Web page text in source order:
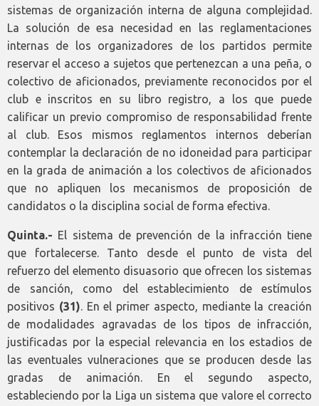
sistemas de organización interna de alguna complejidad.
La solución de esa necesidad en las reglamentaciones
internas de los organizadores de los partidos permite
reservar el acceso a sujetos que pertenezcan a una peña, o
colectivo de aficionados, previamente reconocidos por el
club e inscritos en su libro registro, a los que puede
calificar un previo compromiso de responsabilidad frente
al club. Esos mismos reglamentos internos deberían
contemplar la declaración de no idoneidad para participar
en la grada de animación a los colectivos de aficionados
que no apliquen los mecanismos de proposición de
candidatos o la disciplina social de forma efectiva.
Quinta.- El sistema de prevención de la infracción tiene
que fortalecerse. Tanto desde el punto de vista del
refuerzo del elemento disuasorio que ofrecen los sistemas
de sanción, como del establecimiento de estímulos
positivos (31). En el primer aspecto, mediante la creación
de modalidades agravadas de los tipos de infracción,
justificadas por la especial relevancia en los estadios de
las eventuales vulneraciones que se producen desde las
gradas de animación. En el segundo aspecto,
estableciendo por la Liga un sistema que valore el correcto